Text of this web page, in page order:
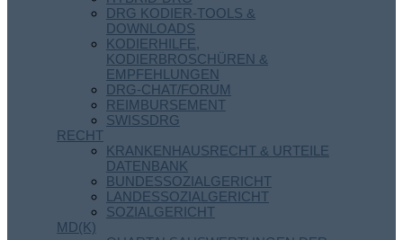
DRG KODIER-TOOLS &
DOWNLOADS
KODIERHILFE,
KODIERBROSCHÜREN &
EMPFEHLUNGEN
DRG-CHAT/FORUM
REIMBURSEMENT
SWISSDRG
RECHT
KRANKENHAUSRECHT & URTEILE
DATENBANK
BUNDESSOZIALGERICHT
LANDESSOZIALGERICHT
SOZIALGERICHT
MD(K)